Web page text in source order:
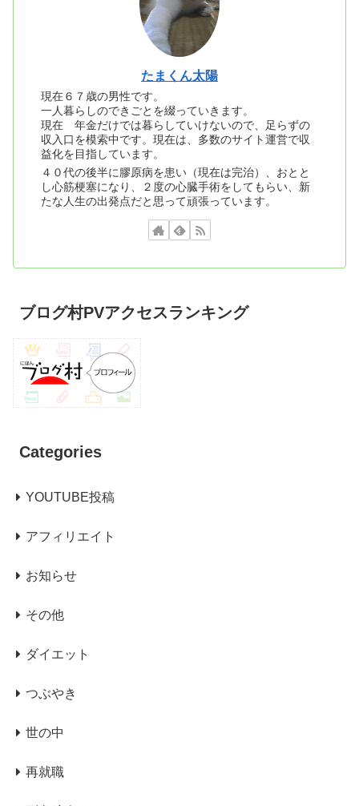
たまくん太陽
現在６７歳の男性です。
一人暮らしのできごとを綴っていきます。
現在 年金だけでは暮らしていけないので、足らずの
収入口を模索中です。現在は、多数のサイト運営で収
益化を目指しています。
４０代の後半に膠原病を患い（現在は完治）、おとと
し心筋梗塞になり、２度の心臓手術をしてもらい、新
たな人生の出発点だと思って頑張っています。
ブログ村PVアクセスランキング
Categories
YOUTUBE投稿
アフィリエイト
お知らせ
その他
ダイエット
つぶやき
世の中
再就職